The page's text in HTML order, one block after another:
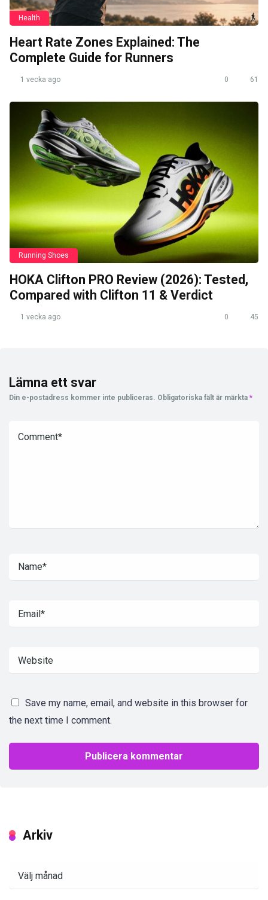
Health
Heart Rate Zones Explained: The
Complete Guide for Runners
1 vecka ago 0 61
Running Shoes
HOKA Clifton PRO Review (2026): Tested,
Compared with Clifton 11 & Verdict
1 vecka ago 0 45
Lämna ett svar
Din e-postadress kommer inte publiceras. Obligatoriska fält är märkta *
Save my name, email, and website in this browser for
the next time I comment.
Arkiv